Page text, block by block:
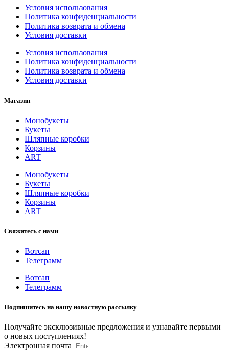
Условия использования
Политика конфиденциальности
Политика возврата и обмена
Условия доставки
Условия использования
Политика конфиденциальности
Политика возврата и обмена
Условия доставки
Магазин
Монобукеты
Букеты
Шляпные коробки
Корзины
ART
Монобукеты
Букеты
Шляпные коробки
Корзины
ART
Свяжитесь с нами
Вотсап
Телеграмм
Вотсап
Телеграмм
Подпишитесь на нашу новостную рассылку
Получайте эксклюзивные предложения и узнавайте первыми
о новых поступлениях!
Электронная почта